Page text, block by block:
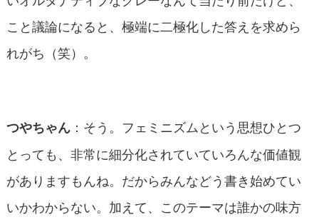
こと議論になると、極端に二極化した答えを求めら
れがち（笑）。
つやちゃん：そう。フェミニズムという思想ひとつ
とっても、非常に細分化されていていろんな価値観
がありますもんね。だからみんなどう書き始めてい
いかわからない。加えて、このテーマは誰かの味方